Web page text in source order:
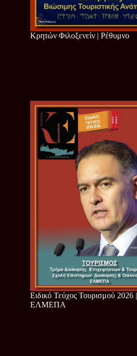
Κρητών Φιλοξενείν | Ρέθυμνο
Ειδικό Τεύχος Τουρισμού 2026 |
ΕΛΜΕΠΑ